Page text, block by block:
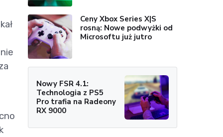
Ceny Xbox Series X|S
rosną: Nowe podwyżki od
Microsoftu już jutro
Nowy FSR 4.1:
Technologia z PS5
Pro trafia na Radeony
RX 9000